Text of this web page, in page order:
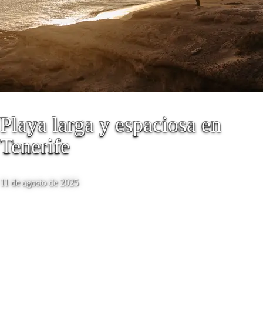
Playa larga y espaciosa en
Tenerife
11 de agosto de 2025